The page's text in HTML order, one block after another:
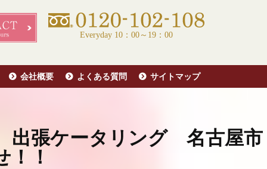
Everyday 10：00～19：00
会社概要 よくある質問 サイトマップ
張ケータリング 名古屋市
！